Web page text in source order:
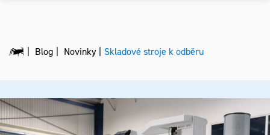
Blog Novinky Skladové stroje k odběru